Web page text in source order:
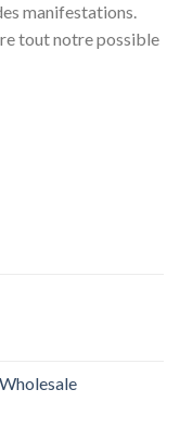
manifestations.
tout notre possible